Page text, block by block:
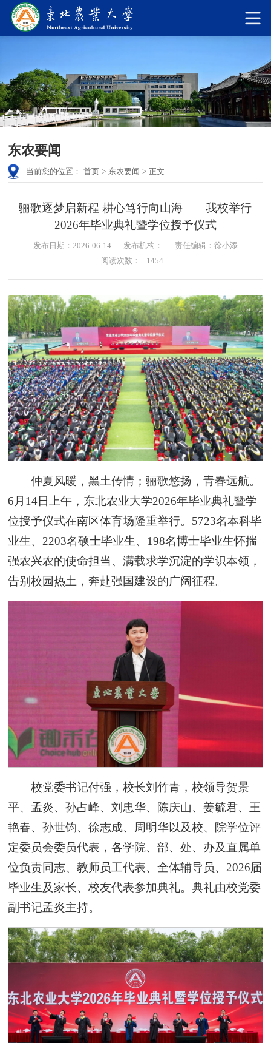
东农要闻
当前您的位置： 首页 > 东农要闻 > 正文
骊歌逐梦启新程 耕心笃行向山海——我校举行
2026年毕业典礼暨学位授予仪式
发布日期：2026-06-14 发布机构：
责任编辑：徐小添
阅读次数：
1454
仲夏风暖，黑土传情；骊歌悠扬，青春远航。
6月14日上午，东北农业大学2026年毕业典礼暨学
位授予仪式在南区体育场隆重举行。5723名本科毕
业生、2203名硕士毕业生、198名博士毕业生怀揣
强农兴农的使命担当、满载求学沉淀的学识本领，
告别校园热土，奔赴强国建设的广阔征程。
校党委书记付强，校长刘竹青，校领导贺景
平、孟炎、孙占峰、刘忠华、陈庆山、姜毓君、王
艳春、孙世钧、徐志成、周明华以及校、院学位评
定委员会委员代表，各学院、部、处、办及直属单
位负责同志、教师员工代表、全体辅导员、2026届
毕业生及家长、校友代表参加典礼。典礼由校党委
副书记孟炎主持。